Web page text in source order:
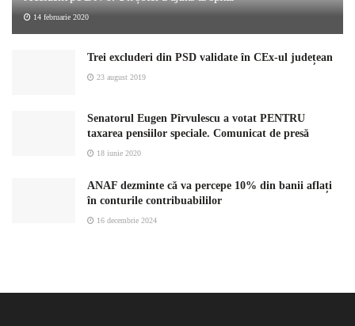
14 februarie 2020
Trei excluderi din PSD validate în CEx-ul județean
23 august 2019
Senatorul Eugen Pîrvulescu a votat PENTRU
taxarea pensiilor speciale. Comunicat de presă
18 iunie 2020
ANAF dezminte că va percepe 10% din banii aflați
în conturile contribuabililor
16 decembrie 2024